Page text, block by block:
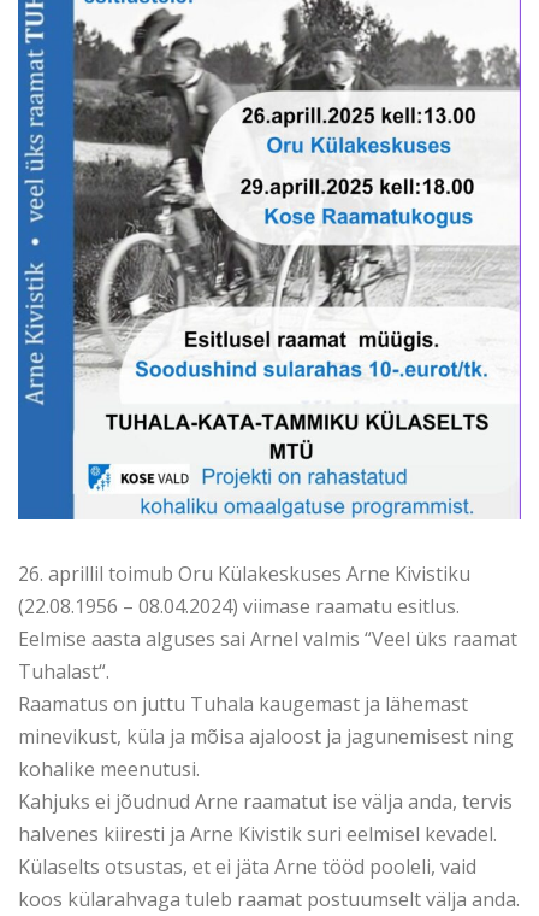
26. aprillil toimub Oru Külakeskuses Arne Kivistiku
(22.08.1956 – 08.04.2024) viimase raamatu esitlus.
Eelmise aasta alguses sai Arnel valmis “Veel üks raamat
Tuhalast“.
Raamatus on juttu Tuhala kaugemast ja lähemast
minevikust, küla ja mõisa ajaloost ja jagunemisest ning
kohalike meenutusi.
Kahjuks ei jõudnud Arne raamatut ise välja anda, tervis
halvenes kiiresti ja Arne Kivistik suri eelmisel kevadel.
Külaselts otsustas, et ei jäta Arne tööd pooleli, vaid
koos külarahvaga tuleb raamat postuumselt välja anda.